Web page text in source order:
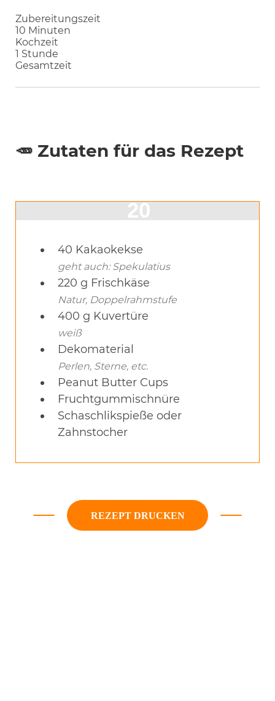
Zubereitungszeit
10 Minuten
Minuten
Kochzeit
1 Stunde
Stunde
Gesamtzeit
🥕 Zutaten für das Rezept
40 Kakaokekse
geht auch: Spekulatius
220 g Frischkäse
Natur, Doppelrahmstufe
400 g Kuvertüre
weiß
Dekomaterial
Perlen, Sterne, etc.
Peanut Butter Cups
Fruchtgummischnüre
Schaschlikspieße oder
Zahnstocher
REZEPT DRUCKEN